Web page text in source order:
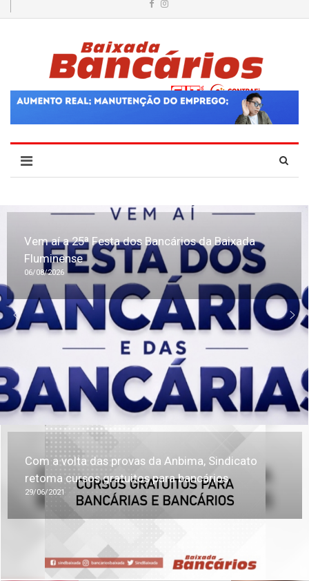
Vem aí a 25ª Festa dos Bancários da Baixada
Fluminense
06/08/2026
Com a volta das provas da Anbima, Sindicato
retoma cursos gratuitos para bancários
29/06/2021